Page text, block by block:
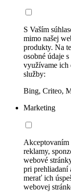
S Vaším
mimo našej
produkty. Na
osobné údaje
využívame ich
služby:
Bing, Criteo,
Marketing
Akceptovaním
reklamy,
webové
pri prehliadaní
merať ich
webovej